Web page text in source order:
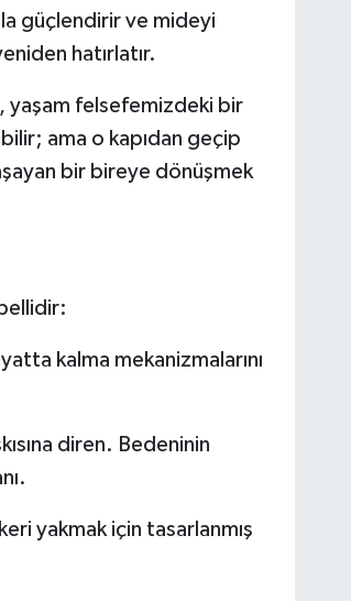
güçlendirir ve mideyi
hatırlatır.
yaşam felsefemizdeki bir
ama o kapıdan geçip
bir bireye dönüşmek
kalma mekanizmalarını
diren. Bedeninin
yakmak için tasarlanmış